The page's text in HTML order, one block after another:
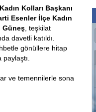
Kolları Başkanı
Esenler İlçe Kadın
Güneş , teşkilat
davetli katıldı.
gönüllere hitap
ve temennilerle sona